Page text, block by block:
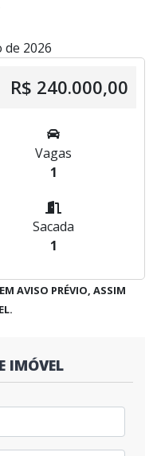
de 2026
R$ 240.000,00
Vagas
1
Sacada
1
AVISO PRÉVIO, ASSIM
IMÓVEL